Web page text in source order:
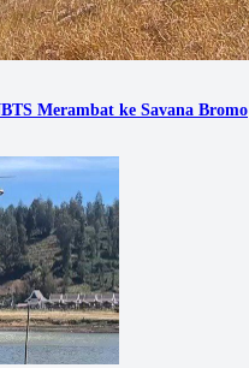
Merambat ke Savana Bromo